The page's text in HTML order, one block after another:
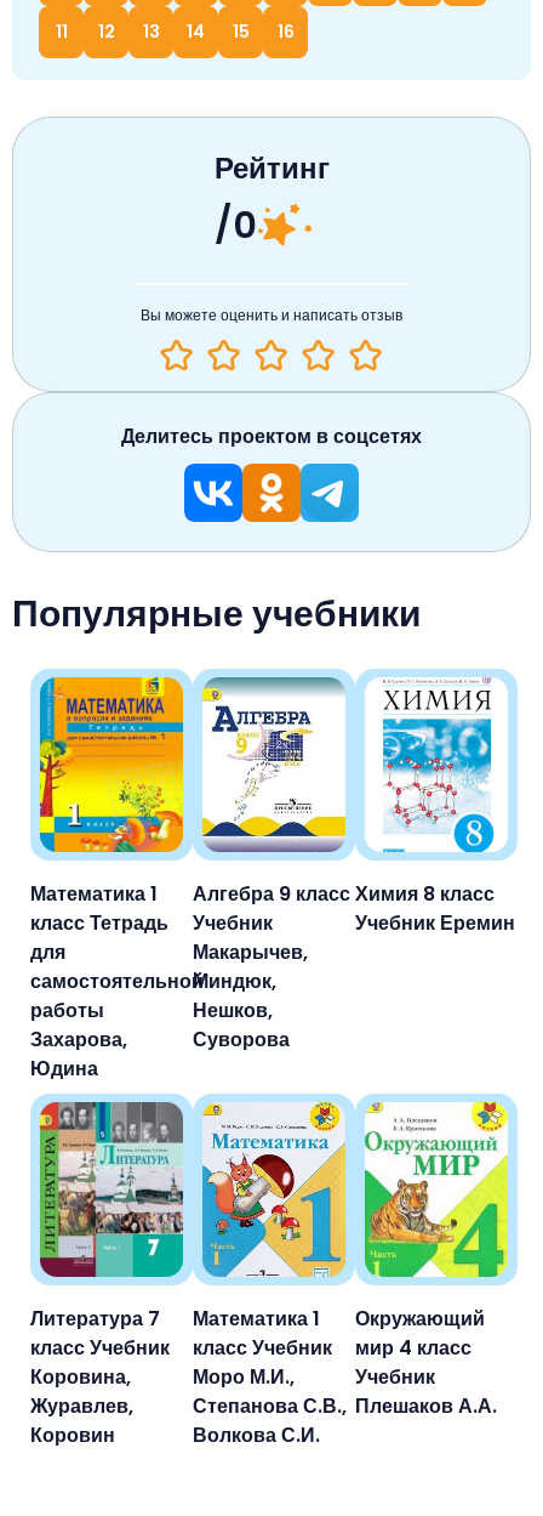
11 12 13 14 15 16
Популярные учебники
Математика 1
класс Тетрадь
для
самостоятельной
работы
Захарова,
Юдина
Алгебра 9 класс
Учебник
Макарычев,
Миндюк,
Нешков,
Суворова
Химия 8 класс
Учебник Еремин
Литература 7
класс Учебник
Коровина,
Журавлев,
Коровин
Математика 1
класс Учебник
Моро М.И.,
Степанова С.В.,
Волкова С.И.
Окружающий
мир 4 класс
Учебник
Плешаков А.А.
Рейтинг
/0
Вы можете оценить и написать отзыв
Делитесь проектом в соцсетях